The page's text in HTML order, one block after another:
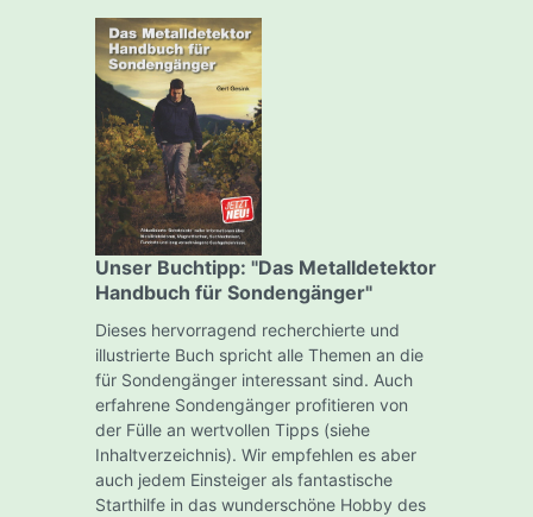
Unser Buchtipp: "Das Metalldetektor
Handbuch für Sondengänger"
Dieses hervorragend recherchierte und
illustrierte Buch spricht alle Themen an die
für Sondengänger interessant sind. Auch
erfahrene Sondengänger profitieren von
der Fülle an wertvollen Tipps (siehe
Inhaltverzeichnis). Wir empfehlen es aber
auch jedem Einsteiger als fantastische
Starthilfe in das wunderschöne Hobby des